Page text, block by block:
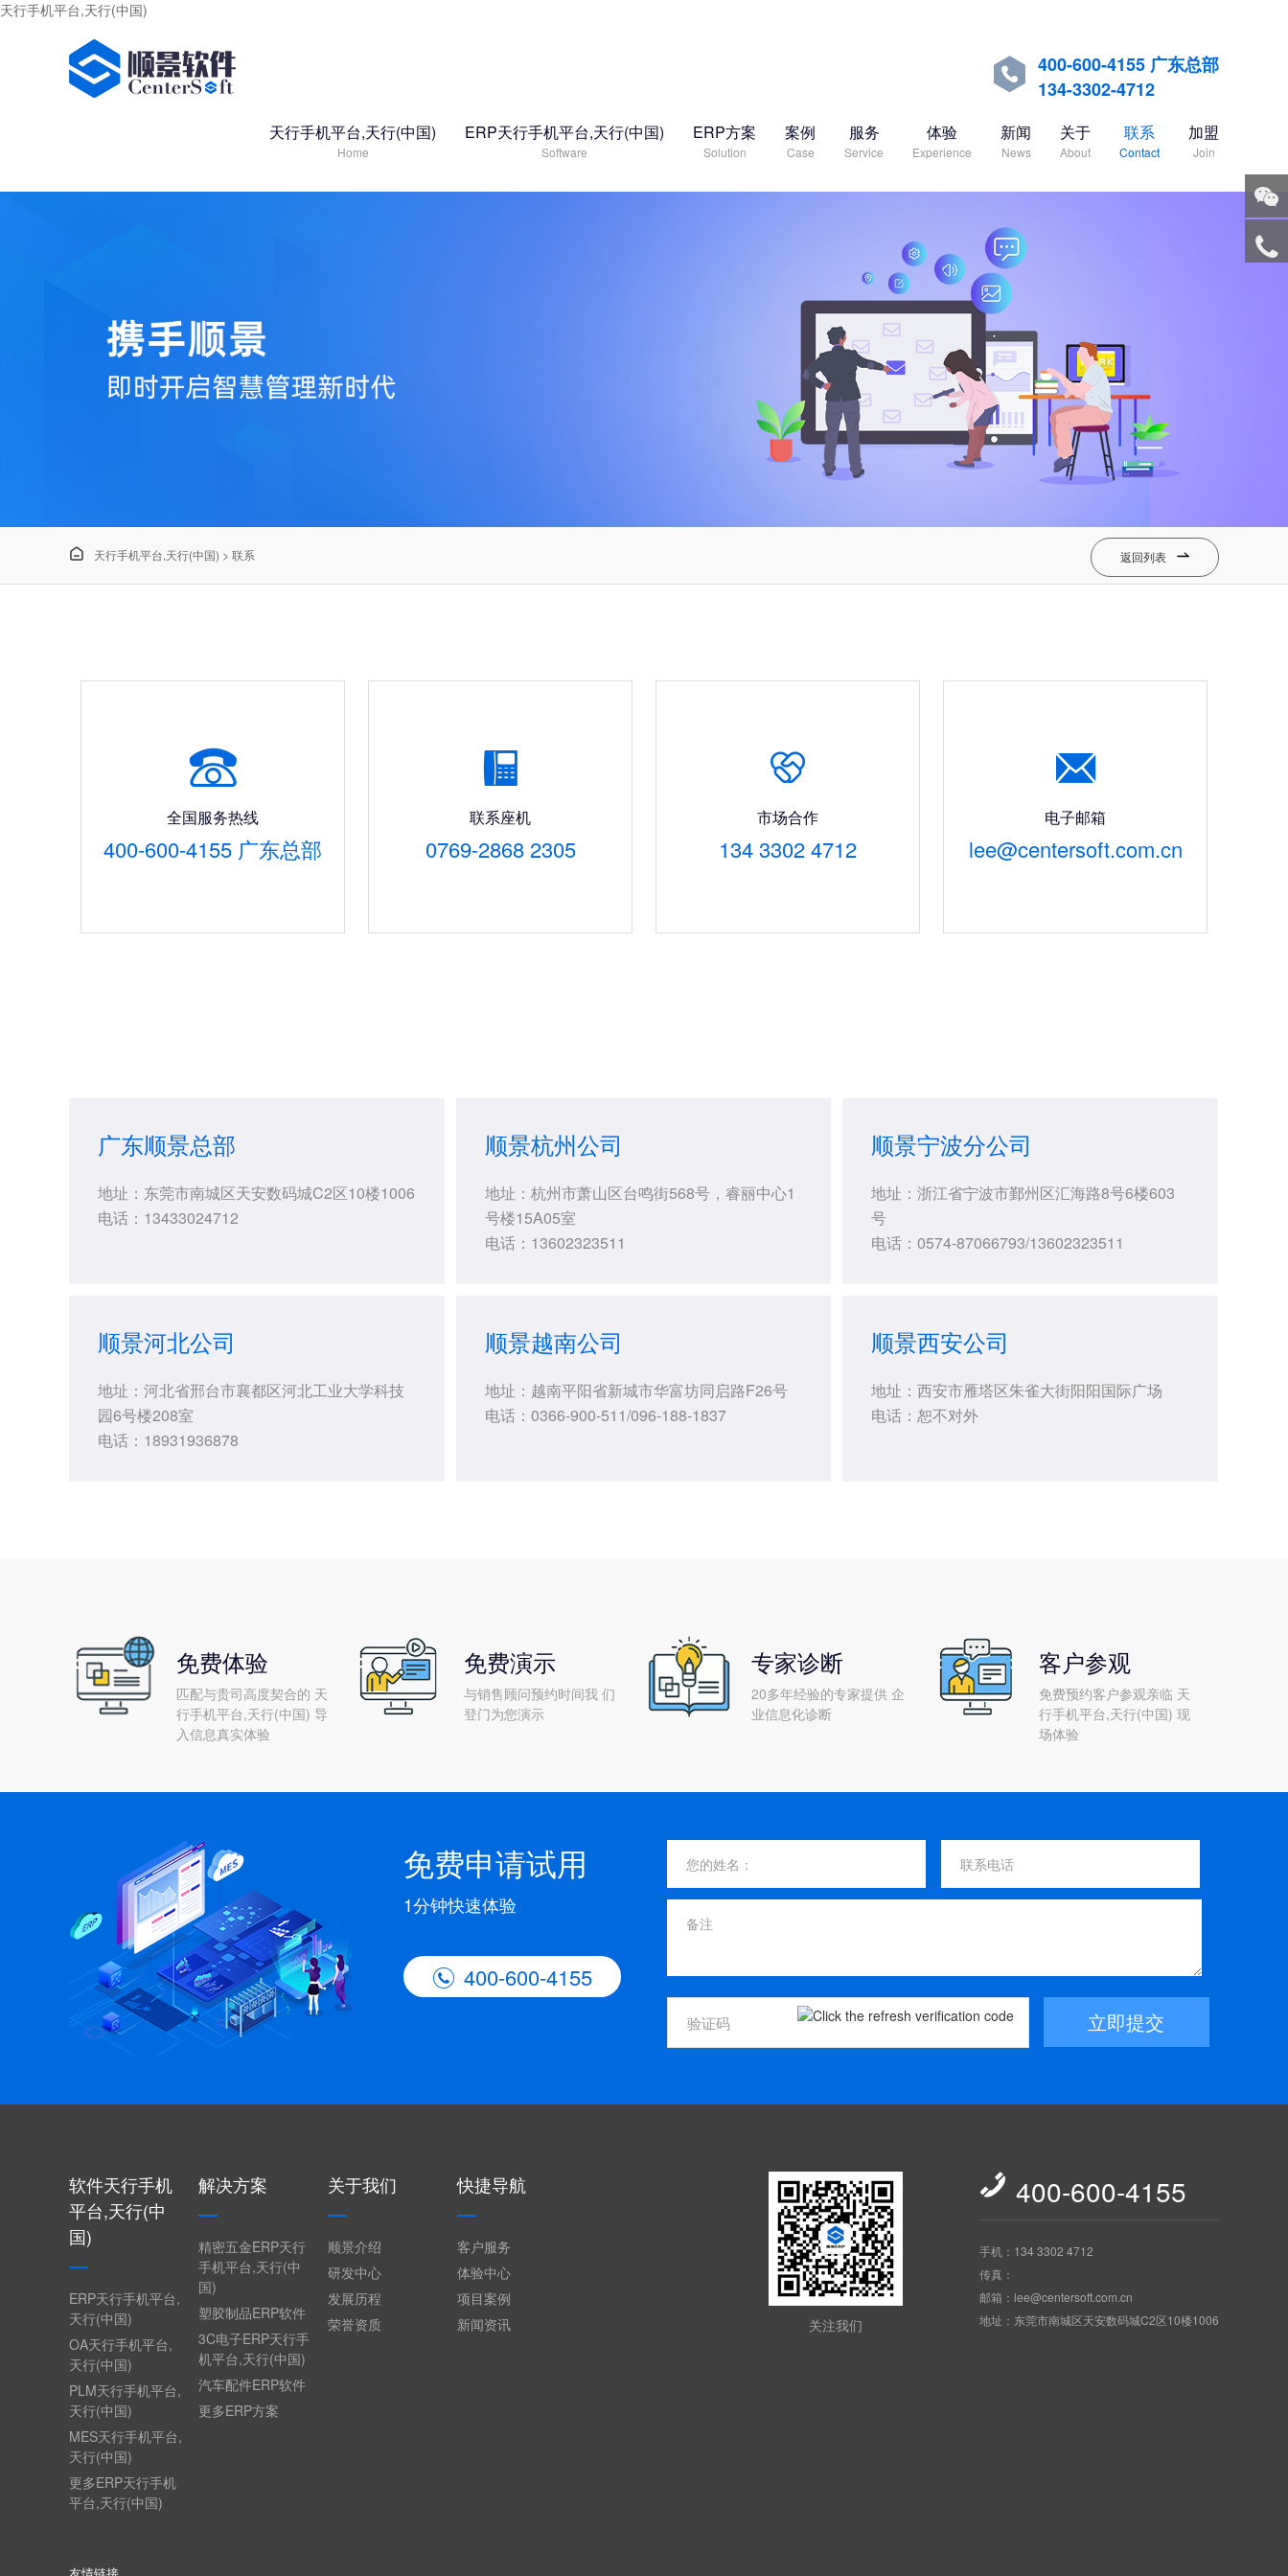
天行手机平台,天行(中国)

400-600-4155 广东总部
134-3302-4712
天行手机平台,天行(中国)
Home
ERP天行手机平台,天行(中国)
Software
ERP方案
Solution
案例
Case
服务
Service
体验
Experience
新闻
News
关于
About
联系
Contact
加盟
Join
 天行手机平台,天行(中国) > 联系 返回列表 

全国服务热线
400-600-4155 广东总部

联系座机
0769-2868 2305

市场合作
134 3302 4712

电子邮箱
lee@centersoft.com.cn
广东顺景总部
地址：东莞市南城区天安数码城C2区10楼1006
电话：13433024712
顺景杭州公司
地址：杭州市萧山区台鸣街568号，睿丽中心1
号楼15A05室
电话：13602323511
顺景宁波分公司
地址：浙江省宁波市鄞州区汇海路8号6楼603
号
电话：0574-87066793/13602323511
顺景河北公司
地址：河北省邢台市襄都区河北工业大学科技
园6号楼208室
电话：18931936878
顺景越南公司
地址：越南平阳省新城市华富坊同启路F26号
电话：0366-900-511/096-188-1837
顺景西安公司
地址：西安市雁塔区朱雀大街阳阳国际广场
电话：恕不对外
免费体验
匹配与贵司高度契合的 天
行手机平台,天行(中国) 导
入信息真实体验
免费演示
与销售顾问预约时间我 们
登门为您演示
专家诊断
20多年经验的专家提供 企
业信息化诊断
客户参观
免费预约客户参观亲临 天
行手机平台,天行(中国) 现
场体验
免费申请试用
1分钟快速体验
 400-600-4155
立即提交
软件天行手机
平台,天行(中
国)
ERP天行手机平台,
天行(中国)
OA天行手机平台,
天行(中国)
PLM天行手机平台,
天行(中国)
MES天行手机平台,
天行(中国)
更多ERP天行手机
平台,天行(中国)
解决方案
精密五金ERP天行
手机平台,天行(中
国)
塑胶制品ERP软件
3C电子ERP天行手
机平台,天行(中国)
汽车配件ERP软件
更多ERP方案
关于我们
顺景介绍
研发中心
发展历程
荣誉资质
快捷导航
客户服务
体验中心
项目案例
新闻资讯
 400-600-4155
手机：134 3302 4712
传真：
邮箱：lee@centersoft.com.cn
地址：东莞市南城区天安数码城C2区10楼1006
关注我们
微信